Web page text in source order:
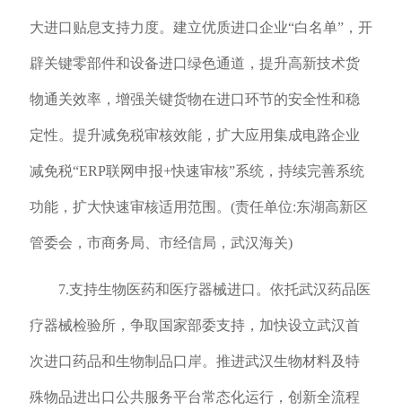
大进口贴息支持力度。建立优质进口企业“白名单”，开
辟关键零部件和设备进口绿色通道，提升高新技术货
物通关效率，增强关键货物在进口环节的安全性和稳
定性。提升减免税审核效能，扩大应用集成电路企业
减免税“ERP联网申报+快速审核”系统，持续完善系统
功能，扩大快速审核适用范围。(责任单位:东湖高新区
管委会，市商务局、市经信局，武汉海关)
7.支持生物医药和医疗器械进口。依托武汉药品医
疗器械检验所，争取国家部委支持，加快设立武汉首
次进口药品和生物制品口岸。推进武汉生物材料及特
殊物品进出口公共服务平台常态化运行，创新全流程